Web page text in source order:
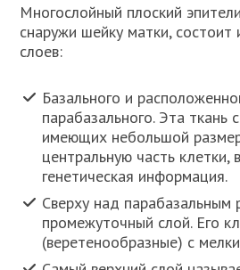
Многослойный плоский
снаружи шейку матки, состоит
слоев:
Базального и
парабазального. Эта ткань
имеющих небольшой
центральную часть клетки,
генетическая информация.
Сверху над парабазальным
промежуточный слой. Его
(веретенообразные) с